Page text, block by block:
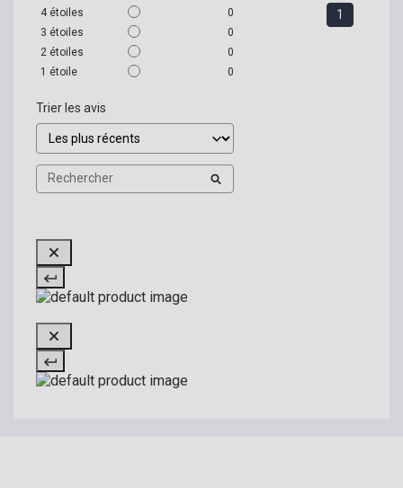
4 étoiles
0
3 étoiles
0
2 étoiles
0
1 étoile 0
Trier les avis
1